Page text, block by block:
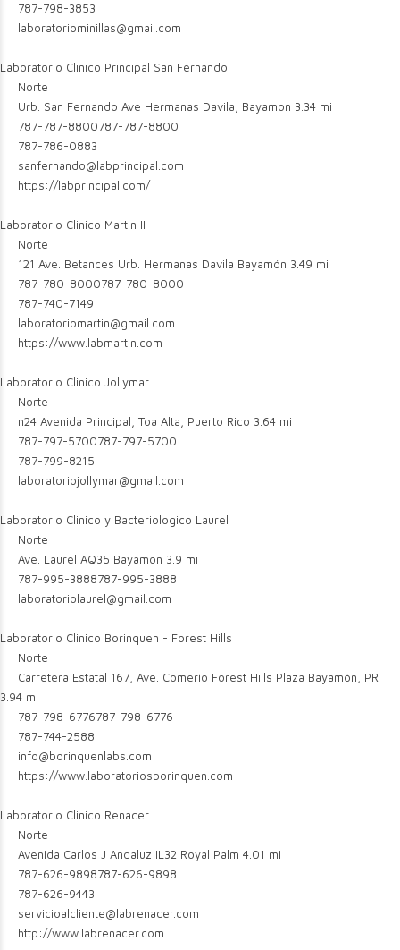
787-798-3853
laboratoriominillas@gmail.com
Laboratorio Clinico Principal San Fernando
Norte
Urb. San Fernando Ave Hermanas Davila, Bayamon 3.34 mi
787-787-8800787-787-8800
787-786-0883
sanfernando@labprincipal.com
https://labprincipal.com/
Laboratorio Clinico Martin II
Norte
121 Ave. Betances Urb. Hermanas Davila Bayamón 3.49 mi
787-780-8000787-780-8000
787-740-7149
laboratoriomartin@gmail.com
https://www.labmartin.com
Laboratorio Clinico Jollymar
Norte
n24 Avenida Principal, Toa Alta, Puerto Rico 3.64 mi
787-797-5700787-797-5700
787-799-8215
laboratoriojollymar@gmail.com
Laboratorio Clinico y Bacteriologico Laurel
Norte
Ave. Laurel AQ35 Bayamon 3.9 mi
787-995-3888787-995-3888
laboratoriolaurel@gmail.com
Laboratorio Clinico Borinquen - Forest Hills
Norte
Carretera Estatal 167, Ave. Comerío Forest Hills Plaza Bayamón, PR
3.94 mi
787-798-6776787-798-6776
787-744-2588
info@borinquenlabs.com
https://www.laboratoriosborinquen.com
Laboratorio Clinico Renacer
Norte
Avenida Carlos J Andaluz IL32 Royal Palm 4.01 mi
787-626-9898787-626-9898
787-626-9443
servicioalcliente@labrenacer.com
http://www.labrenacer.com